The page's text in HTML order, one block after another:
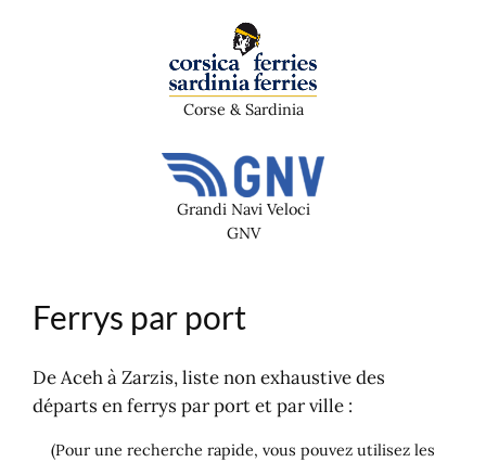
Corse & Sardinia
Grandi Navi Veloci
GNV
Ferrys par port
De Aceh à Zarzis, liste non exhaustive des
départs en ferrys par port et par ville :
(Pour une recherche rapide, vous pouvez utilisez les